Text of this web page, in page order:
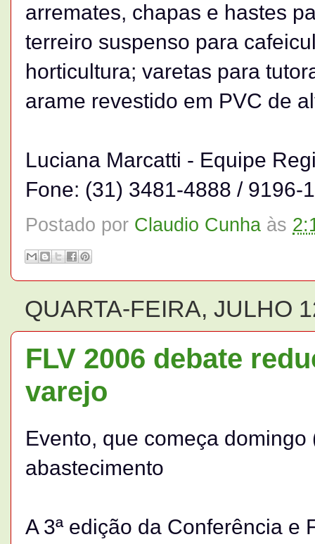
arremates, chapas e hastes
terreiro suspenso para
horticultura; varetas para
arame revestido em PVC de
Luciana Marcatti - Equipe
Fone: (31) 3481-4888 / 9196-
Postado por Claudio Cunha às
QUARTA-FEIRA, JULHO
FLV 2006 debate
varejo
Evento, que começa
abastecimento
A 3ª edição da Conferência e